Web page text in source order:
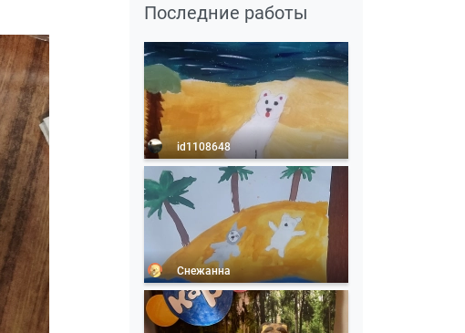
Последние работы
id1108648
Снежанна